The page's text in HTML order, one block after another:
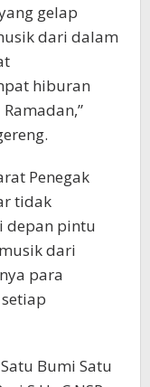
gelap
dari dalam
hiburan
Penegak
tidak
depan pintu
dari
para
Bumi Satu